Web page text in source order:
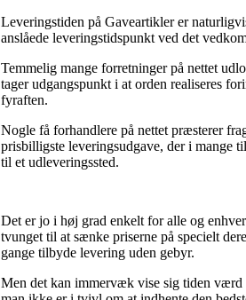
Leveringstiden på Gaveartikler er
anslåede leveringstidspunkt ved det
Temmelig mange forretninger på nettet
tager udgangspunkt i at orden realiseres
fyraften.
Nogle få forhandlere på nettet præsterer
prisbilligste leveringsudgave, der i mange
til et udleveringssted.
Det er jo i høj grad enkelt for alle og
tvunget til at sænke priserne på specielt
gange tilbyde levering uden gebyr.
Men det kan immervæk vise sig tiden værd